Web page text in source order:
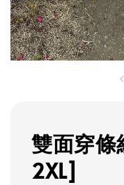
雙面穿
2XL]